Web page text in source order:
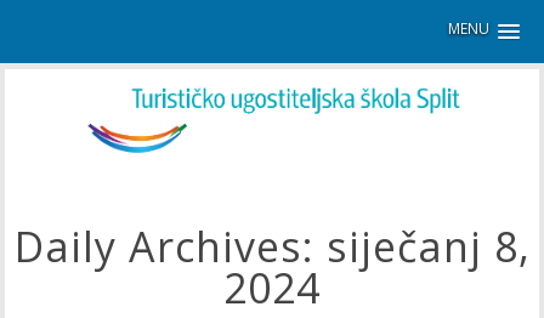
MENU
Daily Archives: siječanj 8,
2024